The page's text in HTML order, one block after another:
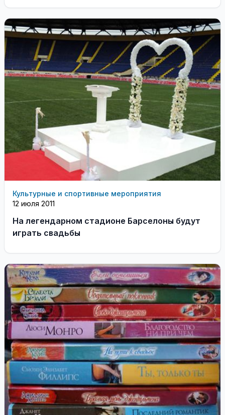
Google+
Культурные и спортивные мероприятия
12 июля 2011
На легендарном стадионе Барселоны будут
играть свадьбы